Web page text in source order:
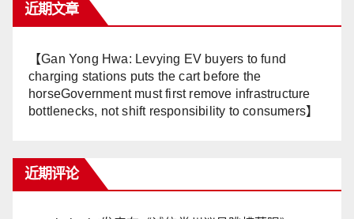
近期文章
【Gan Yong Hwa: Levying EV buyers to fund
charging stations puts the cart before the
horseGovernment must first remove infrastructure
bottlenecks, not shift responsibility to consumers】
近期评论